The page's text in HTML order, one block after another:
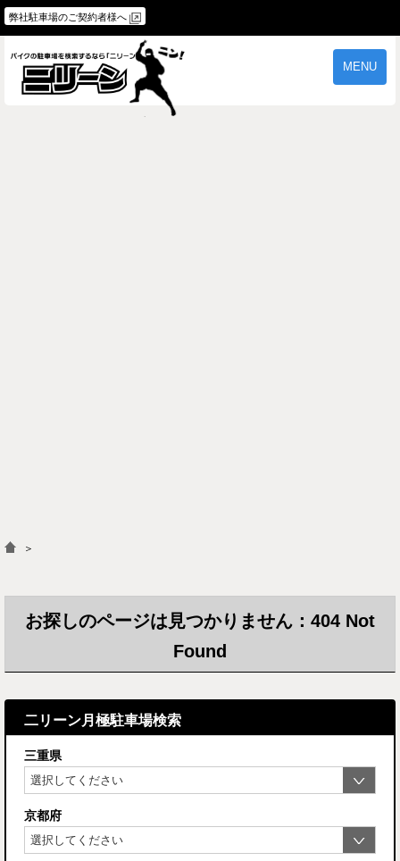
弊社駐車場のご契約者様へ
MENU
＞
お探しのページは見つかりません：404 Not
Found
二リーン月極駐車場検索
三重県
京都府